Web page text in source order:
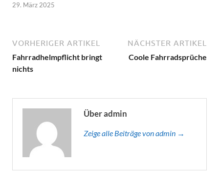
29. März 2025
VORHERIGER ARTIKEL
Fahrradhelmpflicht bringt
nichts
NÄCHSTER ARTIKEL
Coole Fahrradsprüche
Über admin
Zeige alle Beiträge von admin →